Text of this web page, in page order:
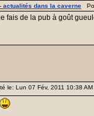
actualités dans la caverne
fais de la pub à goût
le: Lun 07 Fév, 2011 10:38